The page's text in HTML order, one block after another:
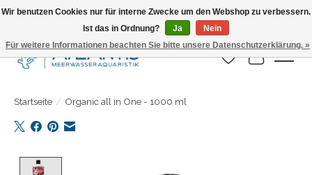
Täglicher Versand. Bestelle bis 15.00 Uhr
Wunschzettel
Ihr
Startseite / Organic all in One - 1000 ml
Wir benutzen Cookies nur für interne Zwecke um den Webshop zu verbessern.
Ist das in Ordnung?
Ja
Nein
Für weitere Informationen beachten Sie bitte unsere Datenschutzerklärung. »